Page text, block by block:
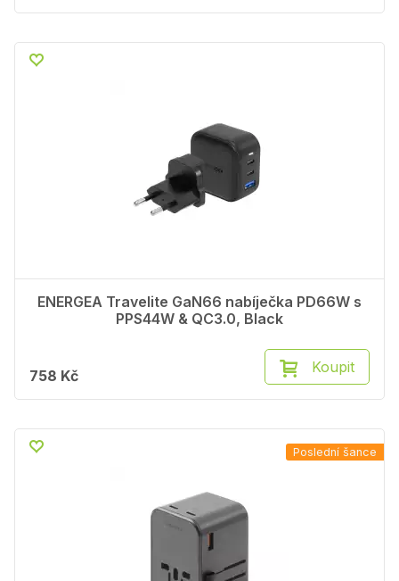
ENERGEA Travelite GaN66 nabíječka PD66W s
PPS44W & QC3.0, Black
758 Kč Koupit
Poslední šance